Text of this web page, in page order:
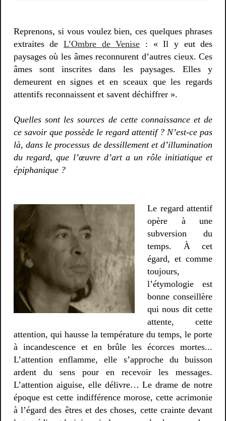
Reprenons, si vous voulez bien, ces quelques phrases
extraites deL’Ombre de Venise : « Il y eut des
paysages où les âmes reconnurent d’autres cieux. Ces
âmes sont inscrites dans les paysages. Elles y
demeurent en signes et en sceaux que les regards
attentifs reconnaissent et savent déchiffrer ».
Quelles sont les sources de cette connaissance et de
ce savoir que possède le regard attentif ? N’est-ce pas
là, dans le processus de dessillement et d’illumination
du regard, que l’œuvre d’art a un rôle initiatique et
épiphanique ?
Le regard attentif
opère à une
subversion du
temps. À cet
égard, et comme
toujours,
l’étymologie est
bonne conseillère
qui nous dit cette
attente, cette
attention, qui hausse la température du temps, le porte
à incandescence et en brûle les écorces mortes...
L’attention enflamme, elle s’approche du buisson
ardent du sens pour en recevoir les messages.
L’attention aiguise, elle délivre… Le drame de notre
époque est cette indifférence morose, cette acrimonie
à l’égard des êtres et des choses, cette crainte devant